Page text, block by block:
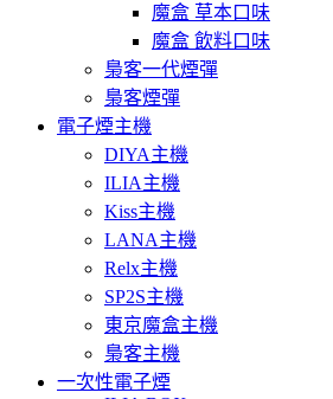
魔盒 草本口味
魔盒 飲料口味
梟客一代煙彈
梟客煙彈
電子煙主機
DIYA主機
ILIA主機
Kiss主機
LANA主機
Relx主機
SP2S主機
東京魔盒主機
梟客主機
一次性電子煙